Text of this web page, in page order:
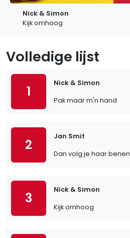
Nick & Simon
Kijk omhoog
Volledige lijst
1
Nick & Simon
Pak maar m'n hand
2
Jan Smit
Dan volg je haar benen
3
Nick & Simon
Kijk omhoog